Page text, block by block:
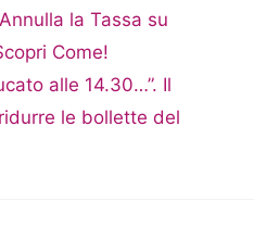
la Tassa su
Come!
alle 14.30…”. Il
le bollette del